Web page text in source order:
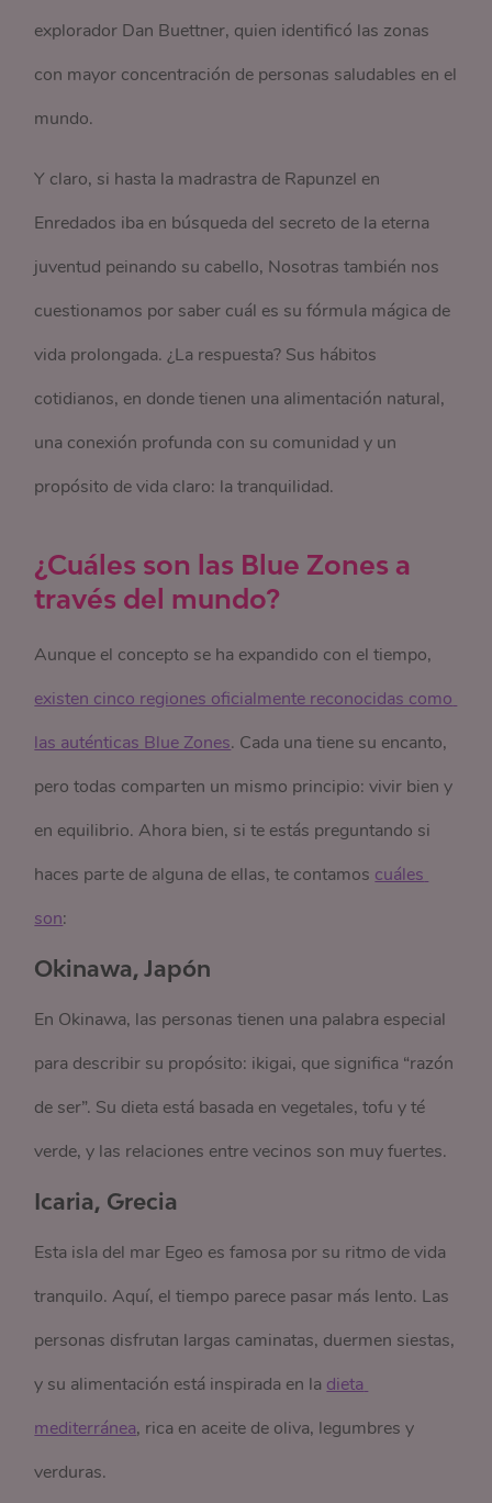
explorador Dan Buettner, quien identificó las zonas
con mayor concentración de personas saludables en el
mundo.
Y claro, si hasta la madrastra de Rapunzel en
Enredados iba en búsqueda del secreto de la eterna
juventud peinando su cabello, Nosotras también nos
cuestionamos por saber cuál es su fórmula mágica de
vida prolongada. ¿La respuesta? Sus hábitos
cotidianos, en donde tienen una alimentación natural,
una conexión profunda con su comunidad y un
propósito de vida claro: la tranquilidad.
¿Cuáles son las Blue Zones a
través del mundo?
Aunque el concepto se ha expandido con el tiempo,
existen cinco regiones oficialmente reconocidas como
las auténticas Blue Zones. Cada una tiene su encanto,
pero todas comparten un mismo principio: vivir bien y
en equilibrio. Ahora bien, si te estás preguntando si
haces parte de alguna de ellas, te contamos cuáles
son:
Okinawa, Japón
En Okinawa, las personas tienen una palabra especial
para describir su propósito: ikigai, que significa “razón
de ser”. Su dieta está basada en vegetales, tofu y té
verde, y las relaciones entre vecinos son muy fuertes.
Icaria, Grecia
Esta isla del mar Egeo es famosa por su ritmo de vida
tranquilo. Aquí, el tiempo parece pasar más lento. Las
personas disfrutan largas caminatas, duermen siestas,
y su alimentación está inspirada en la dieta
mediterránea, rica en aceite de oliva, legumbres y
verduras.